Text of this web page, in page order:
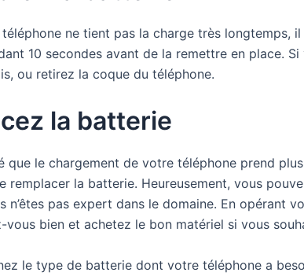
ne tient pas la charge très
10 secondes avant de la remettre en place.
ou retirez la coque du téléphone.
la batterie
que le chargement de votre téléphone prend
remplacer la batterie. Heureusement, vous
n’êtes pas expert dans le domaine. En opérant
vous bien et achetez le bon matériel si vous
le type de batterie dont votre téléphone a